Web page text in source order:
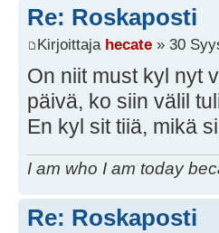
Re: Roskaposti
Kirjoittaja hecate » 30
On niit must kyl nyt
päivä, ko siin välil
En kyl sit tiiä, mikä
I am who I am today
Re: Roskaposti